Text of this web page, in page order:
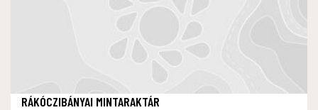
RÁKÓCZIBÁNYAI MINTARAKTÁR